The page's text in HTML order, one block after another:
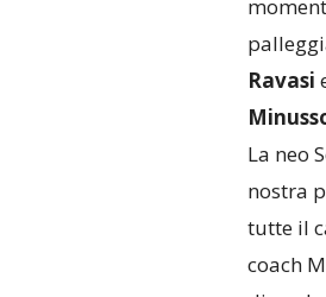
Ravasi
La neo
nostra
tutte il
coach